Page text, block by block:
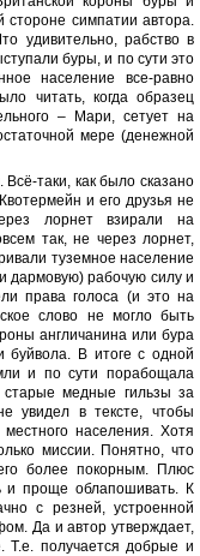
стороне симпатии автора.
удивительно, рабство в
буры, и по сути это
население все-равно
читать, когда образец
– Мари, сетует на
мере (денежной
Всё-таки, как было сказано
и его друзья не
лорнет взирали на
так, не через лорнет,
туземное население
дармовую) рабочую силу и
права голоса (и это на
слово не могло быть
англичанина или бура
буйвола. В итоге с одной
и по сути порабощала
медные гильзы за
в тексте, чтобы
населения. Хотя
миссии. Понятно, что
более покорным. Плюс
и проще облапошивать. К
с резней, устроенной
Да и автор утверждает,
Т.е. получается добрые и